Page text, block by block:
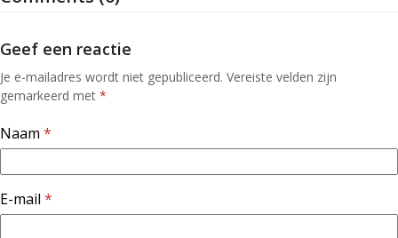
Geef een reactie
Je e-mailadres wordt niet gepubliceerd. Vereiste velden zijn
gemarkeerd met *
Naam *
E-mail *